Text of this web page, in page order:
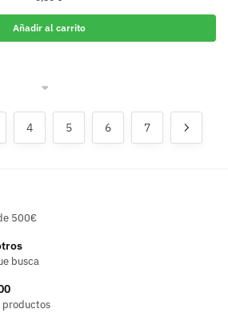
Añadir al carrito
4 5 6 7
500€
busca
productos